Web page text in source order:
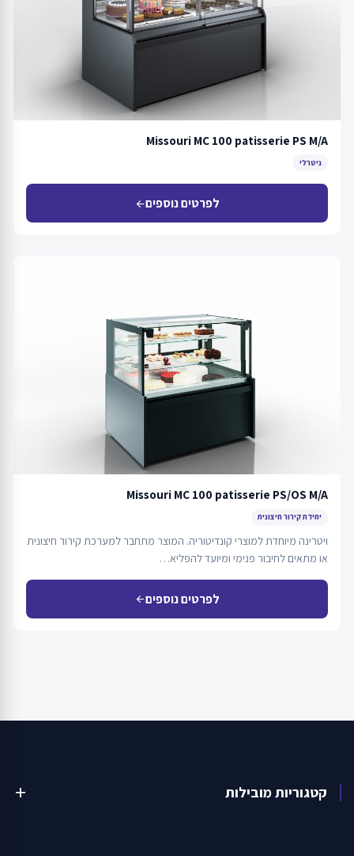
Missouri MC 100 patisserie PS M/A
ניטרלי
לפרטים נוספיםarrow_back
Missouri MC 100 patisserie PS/OS M/A
יחידת קירור חיצונית
ויטרינה מיוחדת למוצרי קונדיטוריה. המוצר מתחבר למערכת קירור חיצונית
או מתאים לחיבור פנימי ומיועד להפליא…
לפרטים נוספיםarrow_back
קטגוריות מובילות add